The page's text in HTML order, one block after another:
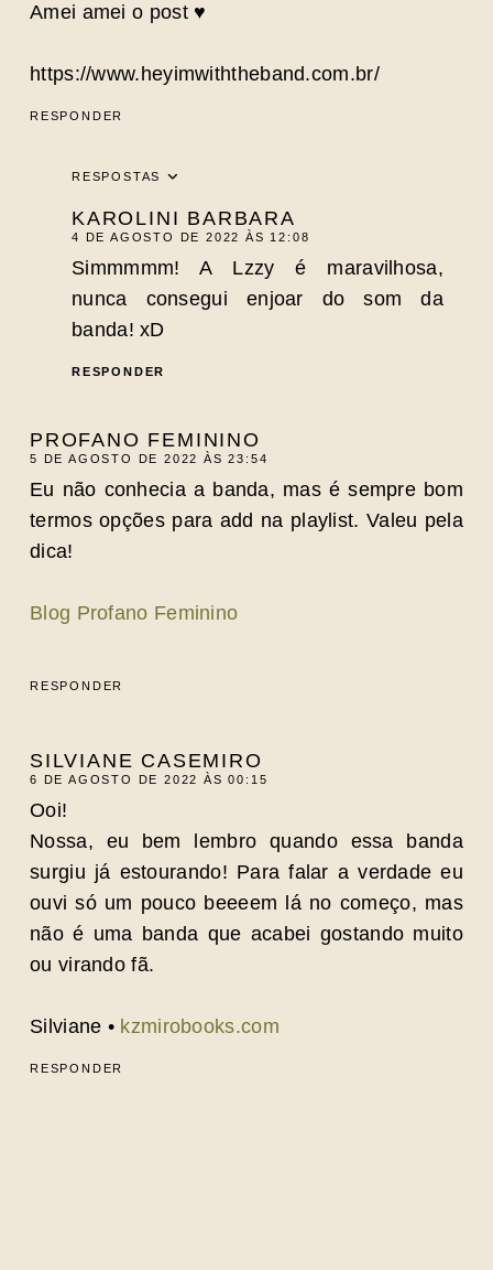
Amei amei o post ♥
https://www.heyimwiththeband.com.br/
RESPONDER
RESPOSTAS
KAROLINI BARBARA
4 DE AGOSTO DE 2022 ÀS 12:08
Simmmmm! A Lzzy é maravilhosa,
nunca consegui enjoar do som da
banda! xD
RESPONDER
PROFANO FEMININO
5 DE AGOSTO DE 2022 ÀS 23:54
Eu não conhecia a banda, mas é sempre bom
termos opções para add na playlist. Valeu pela
dica!
Blog Profano Feminino
RESPONDER
SILVIANE CASEMIRO
6 DE AGOSTO DE 2022 ÀS 00:15
Ooi!
Nossa, eu bem lembro quando essa banda
surgiu já estourando! Para falar a verdade eu
ouvi só um pouco beeeem lá no começo, mas
não é uma banda que acabei gostando muito
ou virando fã.
Silviane • kzmirobooks.com
RESPONDER